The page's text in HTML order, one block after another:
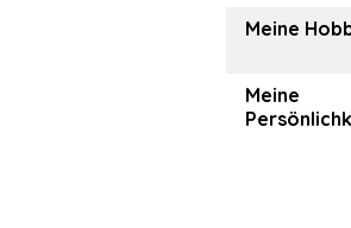
Meine
Meine